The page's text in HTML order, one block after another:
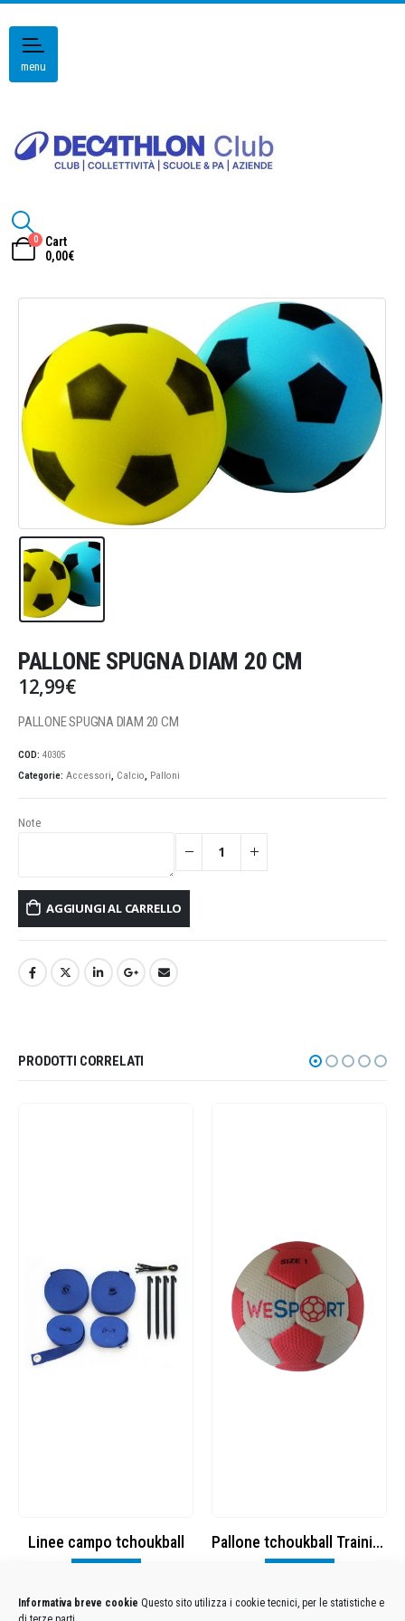
Informativa breve cookie Questo sito utilizza i cookie tecnici, per le statistiche e
menu
0
Cart
0,00€
PALLONE SPUGNA DIAM 20 CM
12,99€
PALLONE SPUGNA DIAM 20 CM
COD: 40305
Categorie: Accessori, Calcio, Palloni
Note
AGGIUNGI AL CARRELLO
PRODOTTI CORRELATI
Linee campo tchoukball Pallone tchoukball Training T1